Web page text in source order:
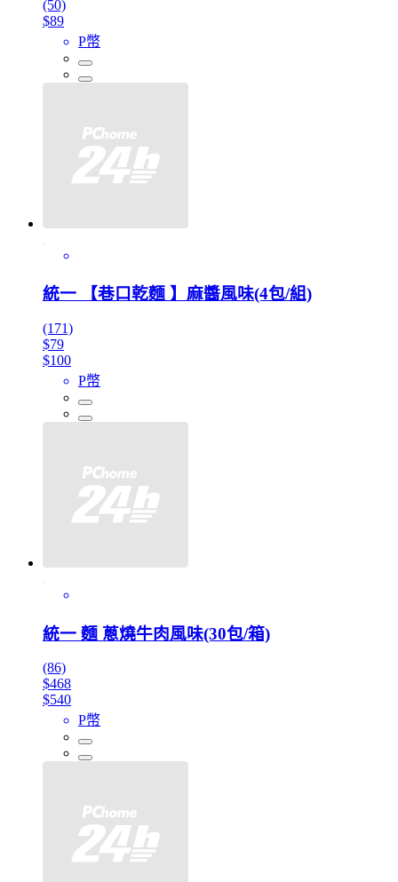
(50)
$89
P幣
統一 【巷口乾麵 】麻醬風味(4包/組)
(171)
$79
$100
P幣
統一 麵 蔥燒牛肉風味(30包/箱)
(86)
$468
$540
P幣